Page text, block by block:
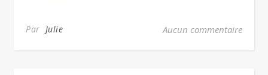
Par Julie Aucun commentaire